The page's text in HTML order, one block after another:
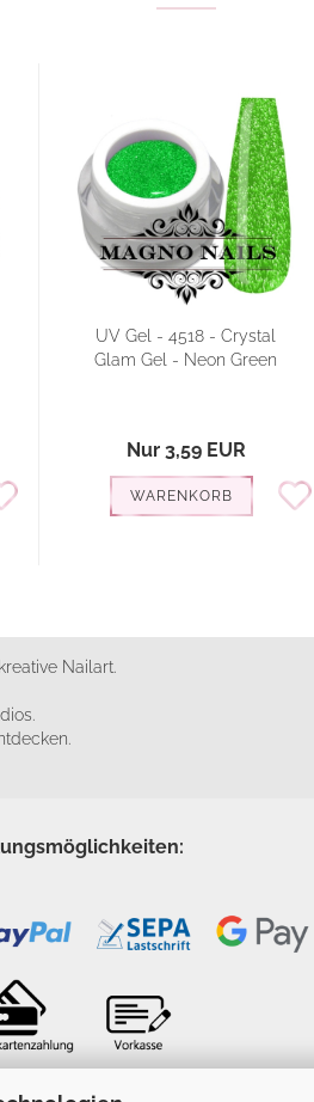
UV Gel - 4518 - Crystal
Glam Gel - Neon Green
Nur 3,59 EUR
WARENKORB
Nailart.